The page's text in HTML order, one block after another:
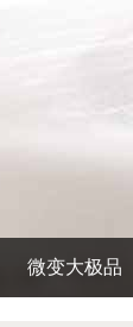
微变大极品